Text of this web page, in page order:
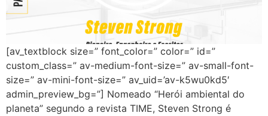
[av_textblock size=” font_color=” color=” id=”
custom_class=” av-medium-font-size=” av-small-font-
size=” av-mini-font-size=” av_uid=’av-k5wu0kd5′
admin_preview_bg=”] Nomeado “Herói ambiental do
planeta” segundo a revista TIME, Steven Strong é